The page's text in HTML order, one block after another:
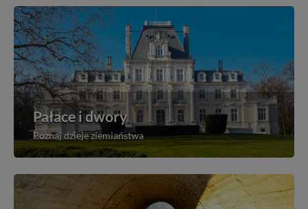
Pałace i dwory
Poznaj dzieje ziemiaństwa